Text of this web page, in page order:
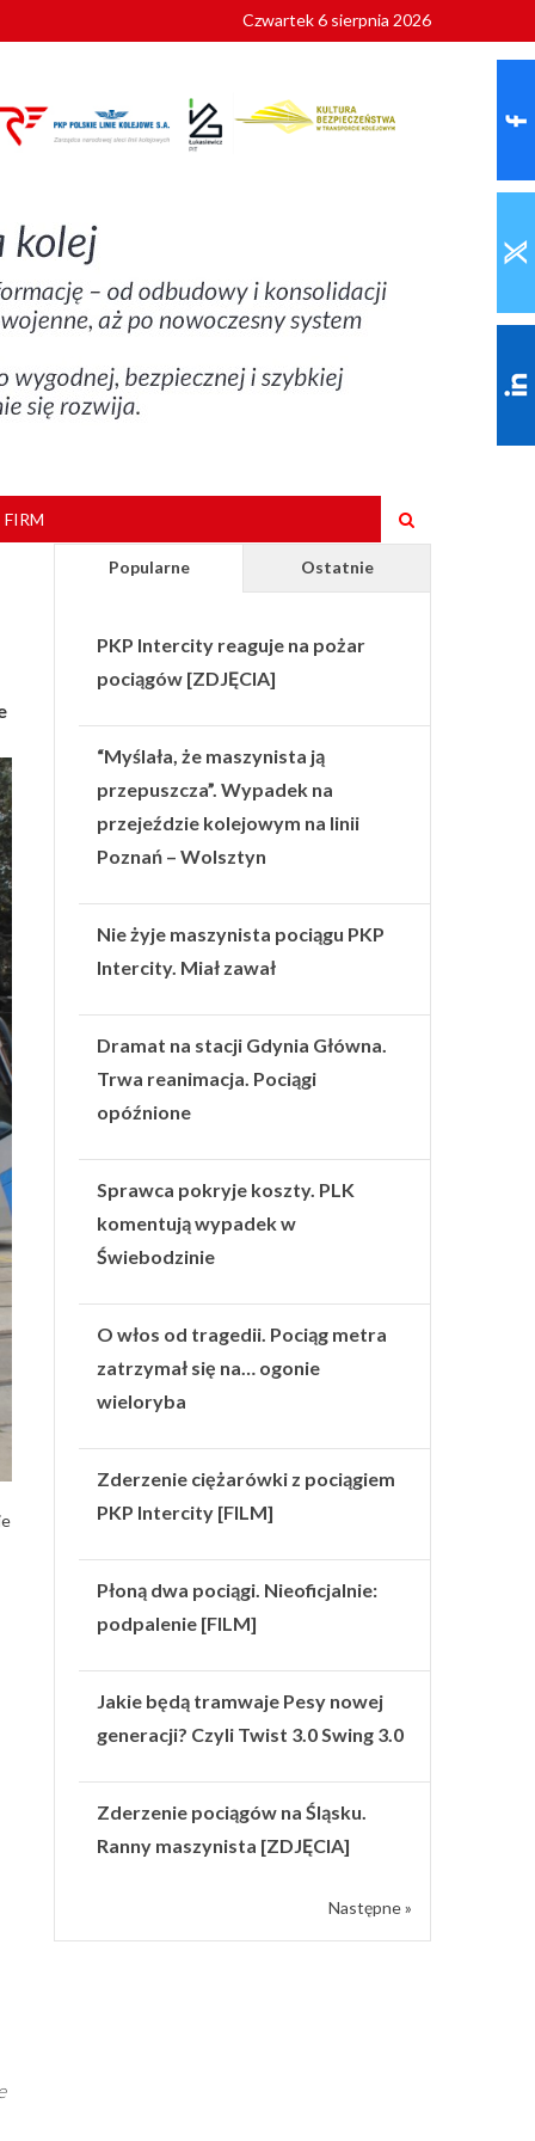
roku
Czwartek 6 sierpnia 2026
Popularne Ostatnie
PKP Intercity reaguje na pożar
pociągów [ZDJĘCIA]
“Myślała, że maszynista ją
przepuszcza”. Wypadek na
przejeździe kolejowym na linii
Poznań – Wolsztyn
Nie żyje maszynista pociągu PKP
Intercity. Miał zawał
Dramat na stacji Gdynia Główna.
Trwa reanimacja. Pociągi
opóźnione
Sprawca pokryje koszty. PLK
komentują wypadek w
Świebodzinie
O włos od tragedii. Pociąg metra
zatrzymał się na… ogonie
wieloryba
Zderzenie ciężarówki z pociągiem
PKP Intercity [FILM]
Płoną dwa pociągi. Nieoficjalnie:
podpalenie [FILM]
Jakie będą tramwaje Pesy nowej
generacji? Czyli Twist 3.0 Swing 3.0
Zderzenie pociągów na Śląsku.
Ranny maszynista [ZDJĘCIA]
Następne »